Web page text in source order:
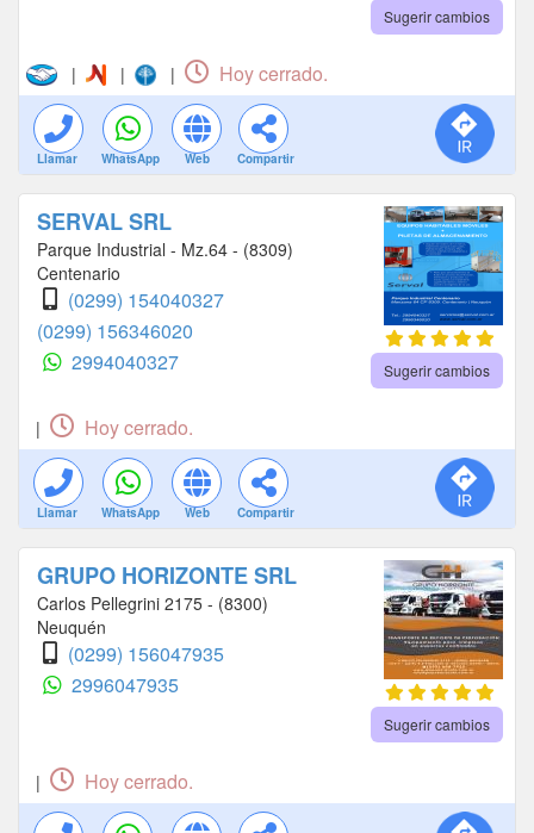
Sugerir cambios
| | | Hoy cerrado.
Llamar WhatsApp Web Compartir
SERVAL SRL
Parque Industrial - Mz.64 - (8309)
Centenario
(0299) 154040327
(0299) 156346020
2994040327
Sugerir cambios
| Hoy cerrado.
Llamar WhatsApp Web Compartir
GRUPO HORIZONTE SRL
Carlos Pellegrini 2175 - (8300)
Neuquén
(0299) 156047935
2996047935
Sugerir cambios
| Hoy cerrado.